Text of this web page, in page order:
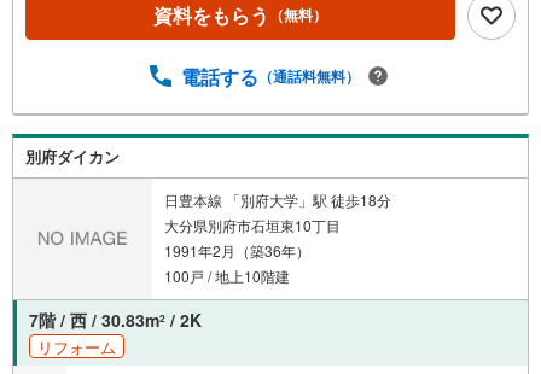
資料をもらう （無料）
電話する （通話料無料）
別府ダイカン
日豊本線 「別府大学」駅 徒歩18分
大分県別府市石垣東10丁目
1991年2月（築36年）
100戸 / 地上10階建
7階 / 西 / 30.83m2 / 2K
リフォーム